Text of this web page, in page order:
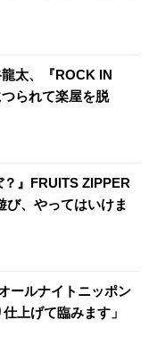
太、『ROCK IN
られて楽屋を脱
？』FRUITS ZIPPER
び、やってはいけま
ールナイトニッポン
上げて臨みます」